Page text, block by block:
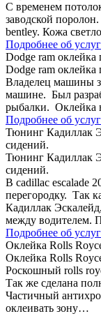
С временем
заводской
bentley. Кожа
Подробнее об
Dodge ram
Dodge ram
Владелец машины
машине. Был
рыбалки. Оклейка
Подробнее об
Тюнинг Кадиллак
сидений.
Тюнинг Кадиллак
сидений.
В cadillac escalade
перегородку. Так
Кадиллак
между водителем.
Подробнее об
Оклейка Rolls
Оклейка Rolls
Роскошный rolls
Так же сделана
Частичный
оклеивать зону…